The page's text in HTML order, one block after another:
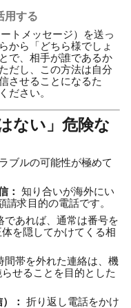
用する
トメッセージ）を送っ
から「どちら様でしょ
で、相手が誰であるか
だし、この方法は自分
させることになるた
ださい。
ない」危険な
ブルの可能性が極めて
： 知り合いが海外にい
求目的の電話です。
であれば、通常は番号を
を隠してかけてくる相
間帯を外れた連絡は、機
せることを目的とした
： 折り返し電話をかけ